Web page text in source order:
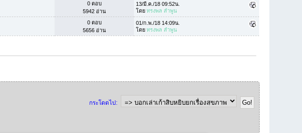
0 ตอบ
5942 อ่าน
13/มี.ค./18 09:52น.
โดยทรงพล ลำพูน
0 ตอบ
5656 อ่าน
01/ก.พ./18 14:09น.
โดยทรงพล ลำพูน
กระโดดไป: